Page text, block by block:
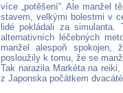
více „potěšení“. Ale manžel
stavem, velkými bolestmi v
lidé pokládali za
alternativních léčebných
manžel alespoň spokojen,
posloužily k tomu, že se
Tak narazila Markéta na
z Japonska počátkem